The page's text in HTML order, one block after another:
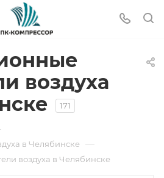
воздуха
171
в Челябинске —
воздуха в Челябинске